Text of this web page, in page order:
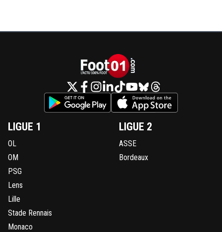
LIGUE 1
OL
OM
PSG
Lens
Lille
Stade Rennais
Monaco
LIGUE 2
ASSE
Bordeaux